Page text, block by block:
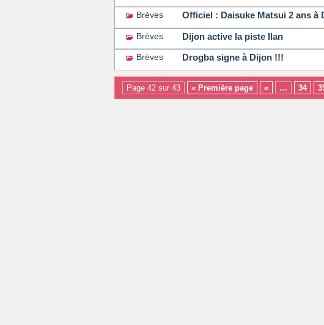
Brèves Officiel : Daisuke Matsui 2 ans à
Brèves Dijon active la piste Ilan
Brèves Drogba signe à Dijon !!!
Page 42 sur 43 « Première page « … 34